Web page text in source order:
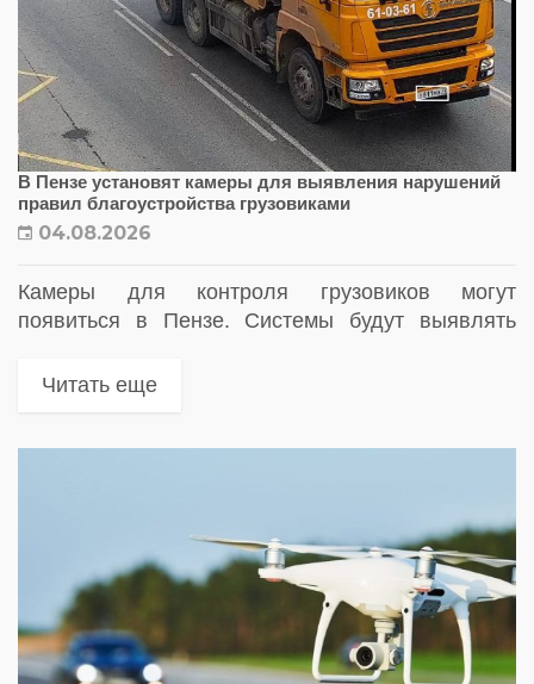
В Пензе установят камеры для выявления нарушений
правил благоустройства грузовиками
04.08.2026
Камеры для контроля грузовиков могут
появиться в Пензе. Системы будут выявлять
движение большегрузов с незакрытым пологом
Читать еще